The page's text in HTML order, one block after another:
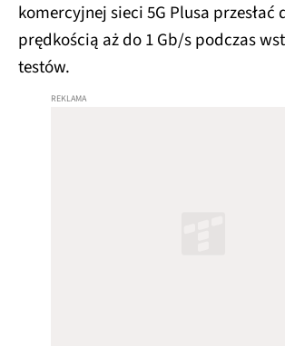
komercyjnej sieci 5G Plusa przesłać
prędkością aż do 1 Gb/s podczas
testów.